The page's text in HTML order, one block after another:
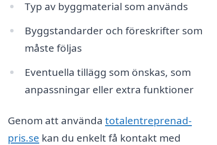
Typ av byggmaterial som används
Byggstandarder och föreskrifter som
måste följas
Eventuella tillägg som önskas, som
anpassningar eller extra funktioner
Genom att använda totalentreprenad-
pris.se kan du enkelt få kontakt med